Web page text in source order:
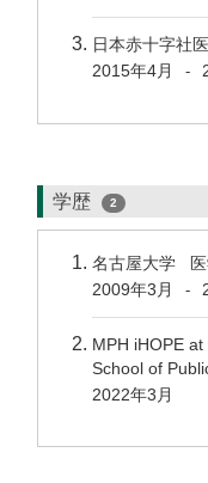
日本赤十字社
2015年4月
-
学歴 2
名古屋大学
2009年3月
-
MPH iHOPE
School of
2022年3月